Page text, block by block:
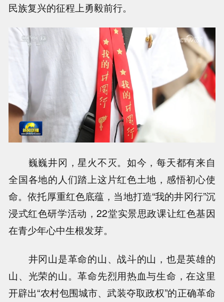
民族复兴的征程上勇毅前行。
巍巍井冈，星火不灭。如今，每天都有来自
全国各地的人们踏上这片红色土地，感悟初心使
命。依托厚重红色底蕴，当地打造“我的井冈行”沉
浸式红色研学活动，22堂实景思政课让红色基因
在青少年心中生根发芽。
井冈山是革命的山、战斗的山，也是英雄的
山、光荣的山。革命先烈用热血与生命，在这里
开辟出“农村包围城市、武装夺取政权”的正确革命